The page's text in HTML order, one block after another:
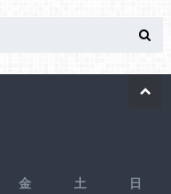
金 土
日